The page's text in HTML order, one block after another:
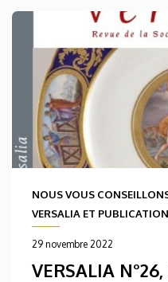
NOUS VOUS
VERSALIA ET
29 novembre 2022
VERSALIA